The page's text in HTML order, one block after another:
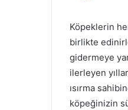
Köpeklerin
birlikte
gidermeye
ilerleyen
ısırma
köpeğinizin